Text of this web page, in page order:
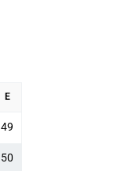
E
49
50